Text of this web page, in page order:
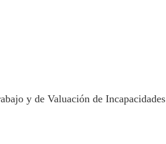
y de Valuación de Incapacidades